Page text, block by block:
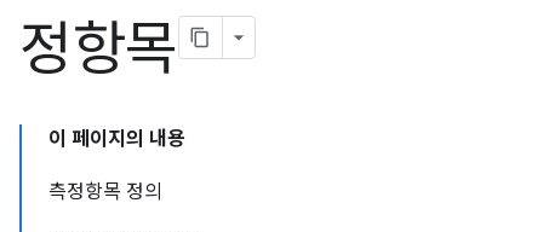
정항목
이 페이지의 내용
측정항목 정의